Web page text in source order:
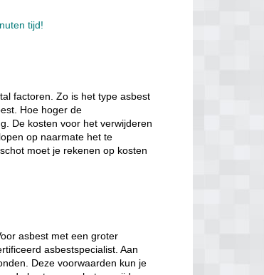
tijd!
factoren. Zo is het type asbest
Hoe hoger de
De kosten voor het verwijderen
op naarmate het te
moet je rekenen op kosten
asbest met een groter
asbestspecialist. Aan
Deze voorwaarden kun je